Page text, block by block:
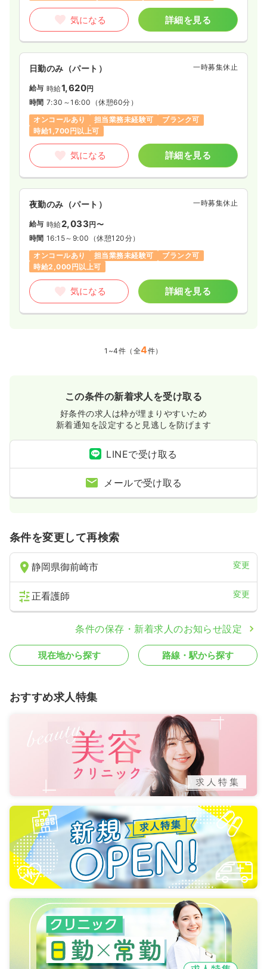
気になる 詳細を見る
日勤のみ（パート） 一時募集休止
給与 時給1,620円
時間 7:30～16:00 （休憩60分）
オンコールあり
担当業務未経験可
ブランク可
時給1,700円以上可
気になる 詳細を見る
夜勤のみ（パート） 一時募集休止
給与 時給2,033円〜
時間 16:15～9:00 （休憩120分）
オンコールあり
担当業務未経験可
ブランク可
時給2,000円以上可
気になる 詳細を見る
1~4件（全4件）
この条件の新着求人を受け取る
好条件の求人は枠が埋まりやすいため
新着通知を設定すると見逃しを防げます
LINEで受け取る
メールで受け取る
条件を変更して再検索
静岡県御前崎市 変更
正看護師 変更
条件の保存・新着求人のお知らせ設定
現在地から探す 路線・駅から探す
おすすめ求人特集